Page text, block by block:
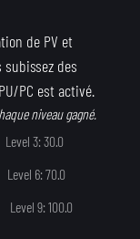
de PV et
des
PC est activé.
niveau gagné.
Level 3: 30.0
Level 6: 70.0
Level 9: 100.0